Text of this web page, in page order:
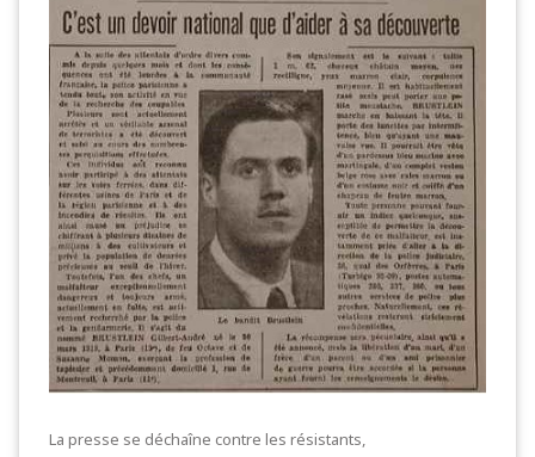
La presse se déchaîne contre les résistants,